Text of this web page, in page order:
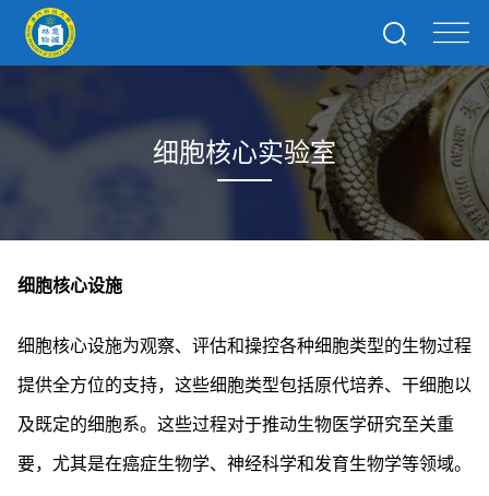
细胞核心实验室
细胞核心设施
细胞核心设施为观察、评估和操控各种细胞类型的生物过程
提供全方位的支持，这些细胞类型包括原代培养、干细胞以
及既定的细胞系。这些过程对于推动生物医学研究至关重
要，尤其是在癌症生物学、神经科学和发育生物学等领域。